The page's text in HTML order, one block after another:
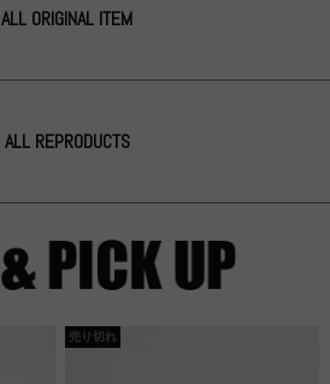
ALL ORIGINAL ITEM
ALL REPRODUCTS
売り切れ